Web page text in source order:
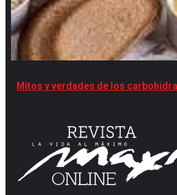
Mitos y verdades de los